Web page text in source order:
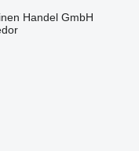
Handel GmbH